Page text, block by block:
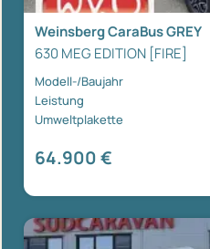
Weinsberg CaraBus GREY
630 MEG EDITION [FIRE]
Modell-/Baujahr
Leistung
Umweltplakette
64.900 €